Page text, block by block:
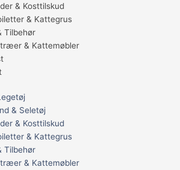
& Kosttilskud
& Kattegrus
Tilbehør
& Kattemøbler
& Seletøj
& Kosttilskud
& Kattegrus
Tilbehør
& Kattemøbler